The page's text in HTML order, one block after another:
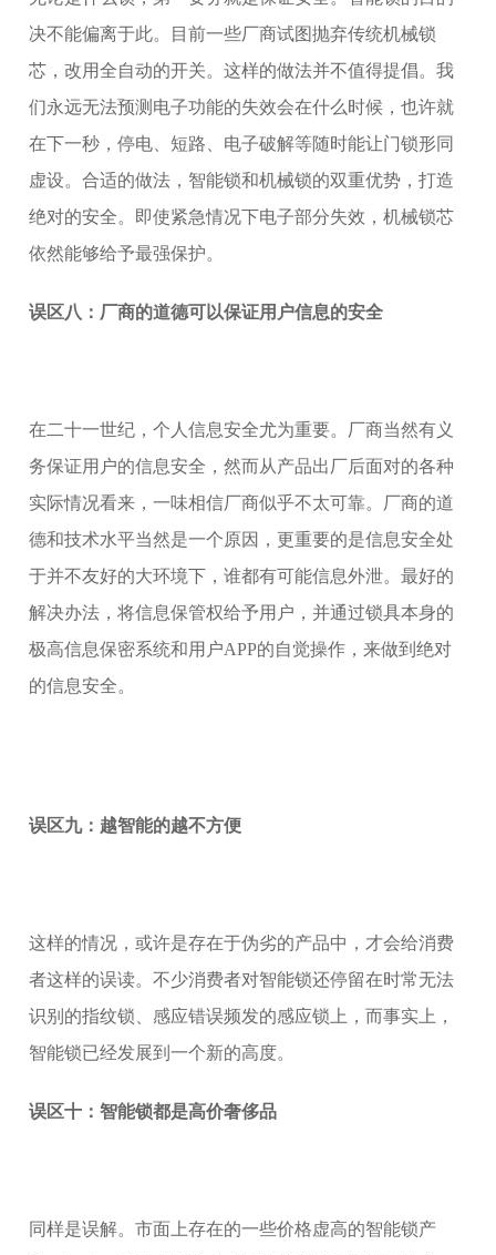
决不能偏离于此。目前一些厂商试图抛弃传统机械锁
芯，改用全自动的开关。这样的做法并不值得提倡。我
们永远无法预测电子功能的失效会在什么时候，也许就
在下一秒，停电、短路、电子破解等随时能让门锁形同
虚设。合适的做法，智能锁和机械锁的双重优势，打造
绝对的安全。即使紧急情况下电子部分失效，机械锁芯
依然能够给予最强保护。
误区八：厂商的道德可以保证用户信息的安全
在二十一世纪，个人信息安全尤为重要。厂商当然有义
务保证用户的信息安全，然而从产品出厂后面对的各种
实际情况看来，一味相信厂商似乎不太可靠。厂商的道
德和技术水平当然是一个原因，更重要的是信息安全处
于并不友好的大环境下，谁都有可能信息外泄。最好的
解决办法，将信息保管权给予用户，并通过锁具本身的
极高信息保密系统和用户APP的自觉操作，来做到绝对
的信息安全。
误区九：越智能的越不方便
这样的情况，或许是存在于伪劣的产品中，才会给消费
者这样的误读。不少消费者对智能锁还停留在时常无法
识别的指纹锁、感应错误频发的感应锁上，而事实上，
智能锁已经发展到一个新的高度。
误区十：智能锁都是高价奢侈品
同样是误解。市面上存在的一些价格虚高的智能锁产